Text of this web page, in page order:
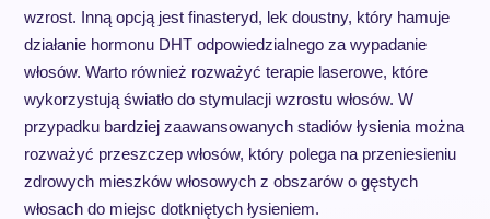
wzrost. Inną opcją jest finasteryd, lek doustny, który hamuje
działanie hormonu DHT odpowiedzialnego za wypadanie
włosów. Warto również rozważyć terapie laserowe, które
wykorzystują światło do stymulacji wzrostu włosów. W
przypadku bardziej zaawansowanych stadiów łysienia można
rozważyć przeszczep włosów, który polega na przeniesieniu
zdrowych mieszków włosowych z obszarów o gęstych
włosach do miejsc dotkniętych łysieniem.